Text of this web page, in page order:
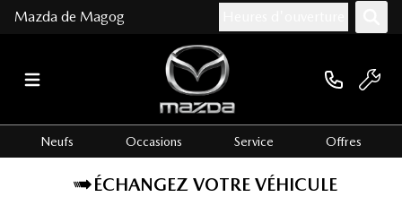
Mazda de Magog
Neufs Occasions Service Offres
ÉCHANGEZ VOTRE VÉHICULE